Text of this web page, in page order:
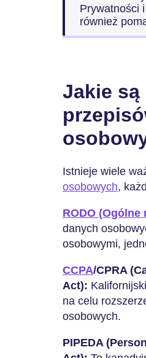
Prywatności
również
Jakie są
Istnieje wiele
osobowych,
RODO
danych
osobowymi,
CCPA/CPRA
Act):
na celu
osobowych.
PIPEDA